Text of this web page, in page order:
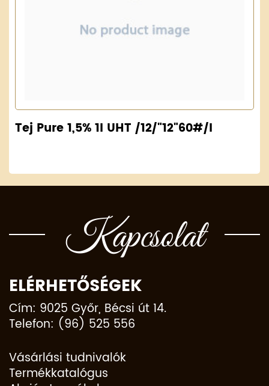
Tej Pure 1,5% 1l UHT /12/"12"60#/l
Kapcsolat
ELÉRHETŐSÉGEK
Cím: 9025 Győr, Bécsi út 14.
Telefon: (96) 525 556
Vásárlási tudnivalók
Termékkatalógus